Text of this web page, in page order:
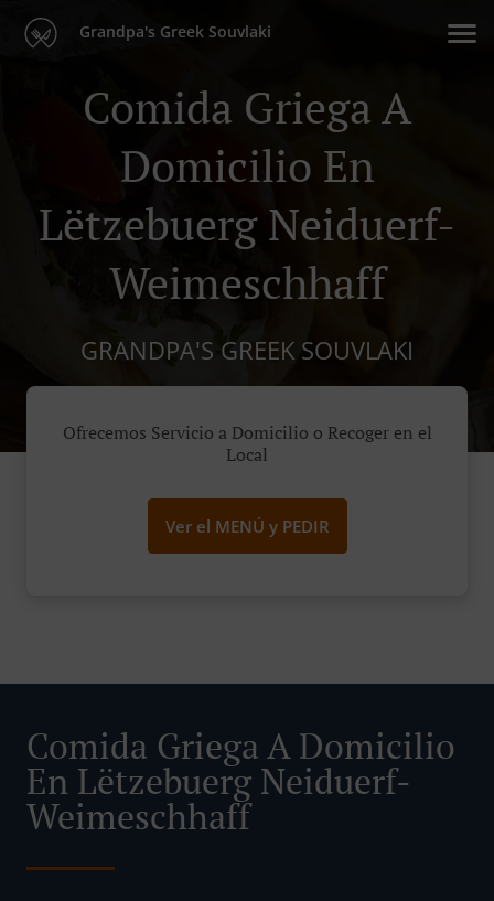
Grandpa's Greek Souvlaki
Comida Griega A
Domicilio En
Lëtzebuerg Neiduerf-
Weimeschhaff
GRANDPA'S GREEK SOUVLAKI
Ofrecemos Servicio a Domicilio o Recoger en el
Local
Ver el MENÚ y PEDIR
Comida Griega A Domicilio
En Lëtzebuerg Neiduerf-
Weimeschhaff